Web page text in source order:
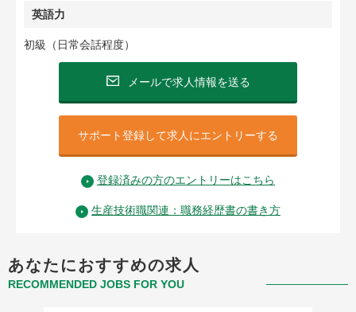
英語力
初級（日常会話程度）
メールで求人情報を送る
サポート登録して求人にエントリーする
登録済みの方のエントリーはこちら
生産技術職関連：職務経歴書の書き方
あなたにおすすめの求人
RECOMMENDED JOBS FOR YOU